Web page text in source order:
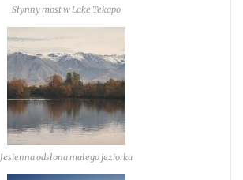
Słynny most w Lake Tekapo
Jesienna odsłona małego jeziorka